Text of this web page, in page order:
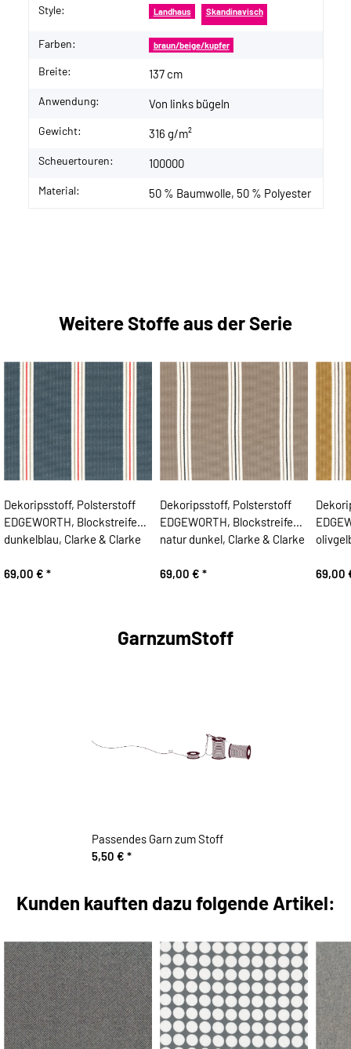
Style: Landhaus Skandinavisch
Farben: braun/beige/kupfer
Breite: 137 cm
Anwendung: Von links bügeln
Gewicht: 316 g/m²
Scheuertouren: 100000
Material: 50 % Baumwolle, 50 % Polyester
Weitere Stoffe aus der Serie
Dekoripsstoff, Polsterstoff
EDGEWORTH, Blockstreifen,
dunkelblau, Clarke & Clarke
69,00 € *
Dekoripsstoff, Polsterstoff
EDGEWORTH, Blockstreifen,
natur dunkel, Clarke & Clarke
69,00 € * 69,00
GarnzumStoff
Passendes Garn zum Stoff
5,50 € *
Kunden kauften dazu folgende Artikel: